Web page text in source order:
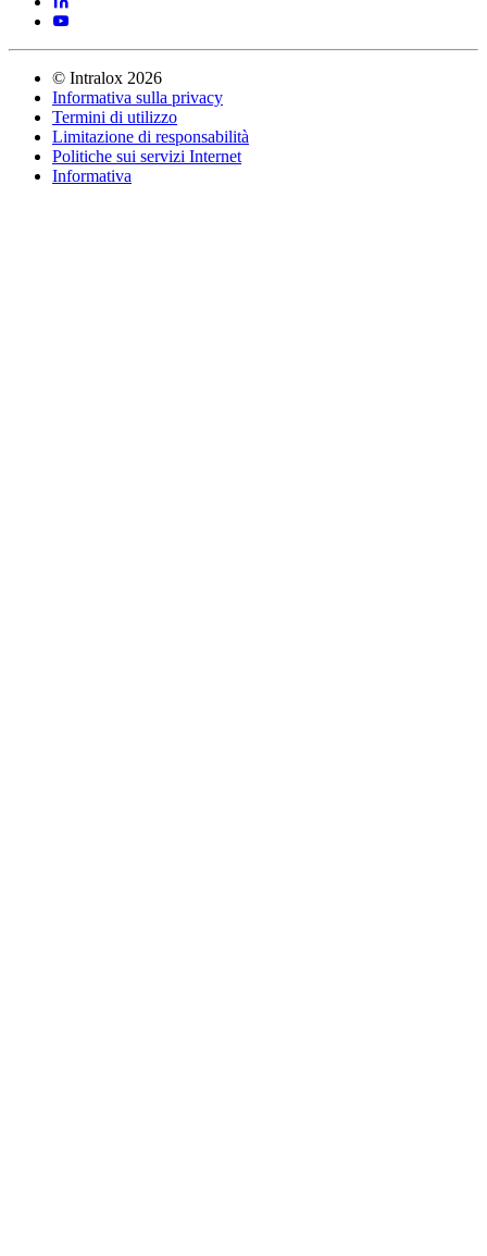
© Intralox 2026
Informativa sulla privacy
Termini di utilizzo
Limitazione di responsabilità
Politiche sui servizi Internet
Informativa